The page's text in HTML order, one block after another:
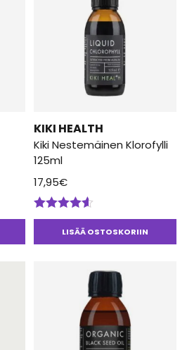
KIKI HEALTH
Kiki Nestemäinen Klorofylli
125ml
17,95€
Arvostelu
tuotteesta:LISÄÄ OSTOSKORIIN